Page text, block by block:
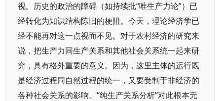
视。历史的政治的障碍（如持续批“唯生产力论”）已
经转化为知识结构陈旧的梗阻。今天，理论经济学已
经不能再对这一点视而不见。对于农村经济的研究来
说，把生产力同生产关系和其他社会关系统一起来研
究，具有格外重要的意义。因为，这里主体的运行既
是经济过程同自然过程的统一，又要受制于非经济的
各种社会关系的影响。“纯生产关系分析”对此根本无